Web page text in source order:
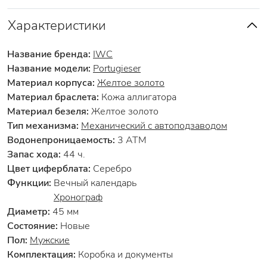
Характеристики
Название бренда: IWC
Название модели: Portugieser
Материал корпуса: Желтое золото
Материал браслета: Кожа аллигатора
Материал безеля: Желтое золото
Тип механизма: Механический с автоподзаводом
Водонепроницаемость: 3 АТМ
Запас хода: 44 ч.
Цвет циферблата: Серебро
Функции: Вечный календарь
Хронограф
Диаметр: 45 мм
Состояние: Новые
Пол: Мужские
Комплектация: Коробка и документы